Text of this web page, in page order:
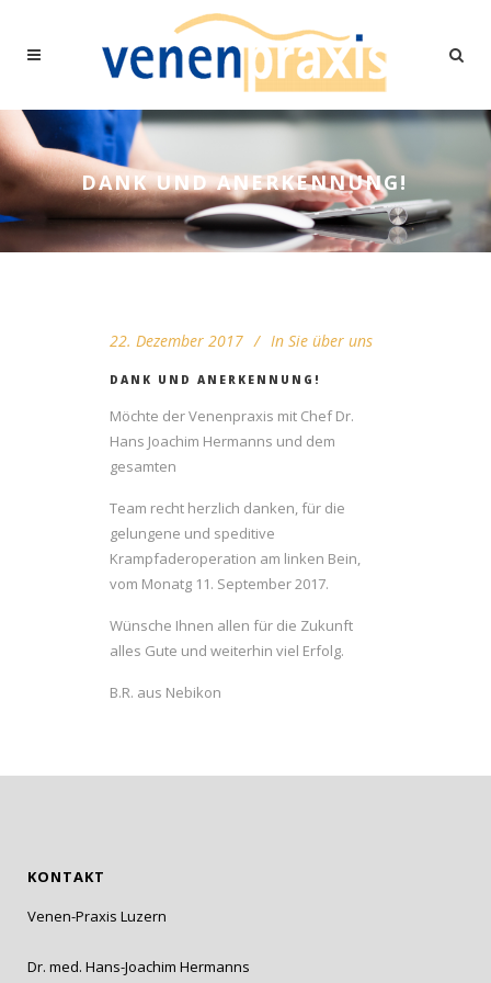
DANK UND ANERKENNUNG!
22. Dezember 2017 In Sie über uns
DANK UND ANERKENNUNG!
Möchte der Venenpraxis mit Chef Dr.
Hans Joachim Hermanns und dem
gesamten
Team recht herzlich danken, für die
gelungene und speditive
Krampfaderoperation am linken Bein,
vom Monatg 11. September 2017.
Wünsche Ihnen allen für die Zukunft
alles Gute und weiterhin viel Erfolg.
B.R. aus Nebikon
KONTAKT
Venen-Praxis Luzern
Dr. med. Hans-Joachim Hermanns